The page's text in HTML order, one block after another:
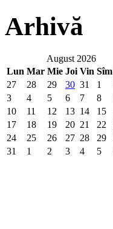
Arhivă
August 2026
Lun Mar Mie Joi Vin Sîm
27
28 29 30 31 1
3
4 5 6 7 8
10
11 12 13 14 15
17
18 19 20 21 22
24
25 26 27 28 29
31
1 2 3 4 5